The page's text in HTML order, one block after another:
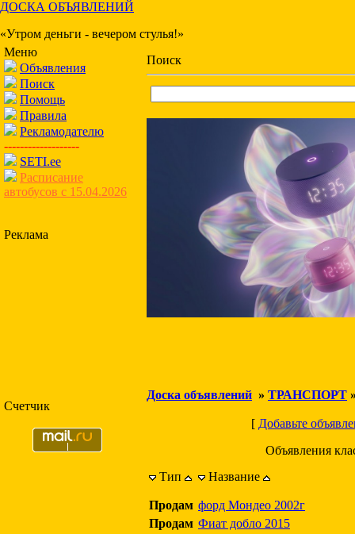
ДОСКА ОБЪЯВЛЕНИЙ
«Утром деньги - вечером стулья!»
Меню
Объявления
Поиск
Помощь
Правила
Рекламодателю
-------------------
SETI.ee
Расписание
автобусов с 15.04.2026
Реклама
Счетчик
Поиск
Доска объявлений » ТРАНСПОРТ
[ Добавьте
Объявления
Тип
Название
Продам форд Мондео 2002г
Продам Фиат добло 2015